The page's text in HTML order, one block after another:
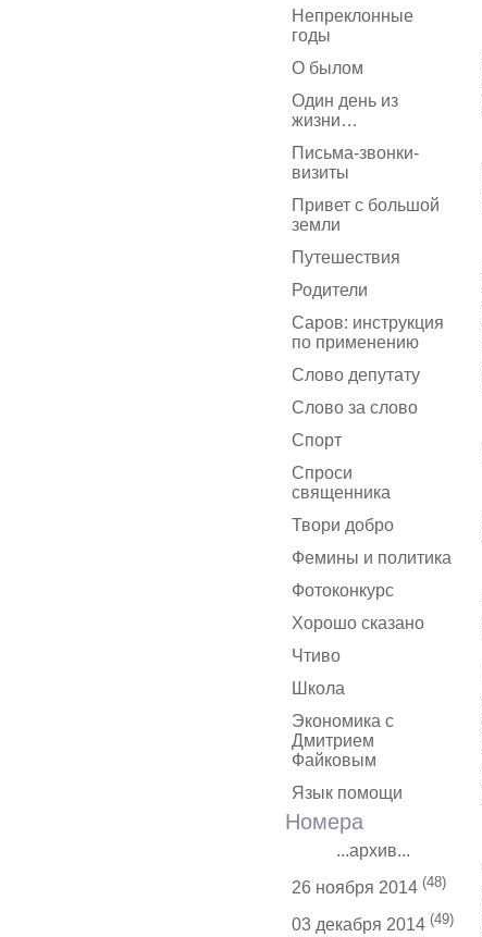
Непреклонные
годы
О былом
Один день из
жизни…
Письма-звонки-
визиты
Привет с большой
земли
Путешествия
Родители
Саров: инструкция
по применению
Слово депутату
Слово за слово
Спорт
Спроси
священника
Твори добро
Фемины и политика
Фотоконкурс
Хорошо сказано
Чтиво
Школа
Экономика с
Дмитрием
Файковым
Язык помощи
Номера
...архив...
26 ноября 2014 (48)
03 декабря 2014 (49)